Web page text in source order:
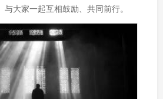
大家一起互相鼓励、共同前行。